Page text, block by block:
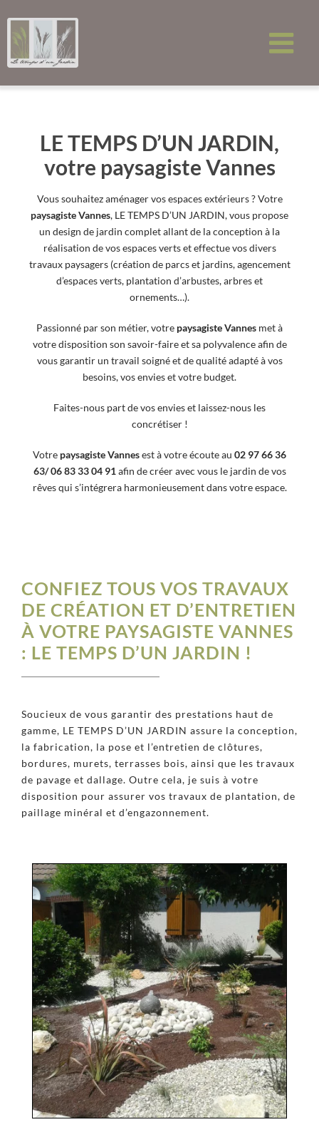
contenu
LE TEMPS D’UN JARDIN,
votre paysagiste Vannes
Vous souhaitez aménager vos espaces extérieurs ? Votre
paysagiste Vannes, LE TEMPS D’UN JARDIN, vous propose
un design de jardin complet allant de la conception à la
réalisation de vos espaces verts et effectue vos divers
travaux paysagers (création de parcs et jardins, agencement
d’espaces verts, plantation d’arbustes, arbres et
ornements…).
Passionné par son métier, votre paysagisteVannes met à
votre disposition son savoir-faire et sa polyvalence afin de
vous garantir un travail soigné et de qualité adapté à vos
besoins, vos envies et votre budget.
Faites-nous part de vos envies et laissez-nous les
concrétiser !
Votre paysagiste Vannesest à votre écoute au 02 97 66 36
63/ 06 83 33 04 91afin de créer avec vous le jardin de vos
rêves qui s’intégrera harmonieusement dans votre espace.
CONFIEZ TOUS VOS TRAVAUX
DE CRÉATION ET D’ENTRETIEN
À VOTRE PAYSAGISTE VANNES
: LE TEMPS D’UN JARDIN !
Soucieux de vous garantir des prestations haut de
gamme, LE TEMPS D’UN JARDIN assure la conception,
la fabrication, la pose et l’entretien de clôtures,
bordures, murets, terrasses bois, ainsi que les travaux
de pavage et dallage. Outre cela, je suis à votre
disposition pour assurer vos travaux de plantation, de
paillage minéral et d’engazonnement.